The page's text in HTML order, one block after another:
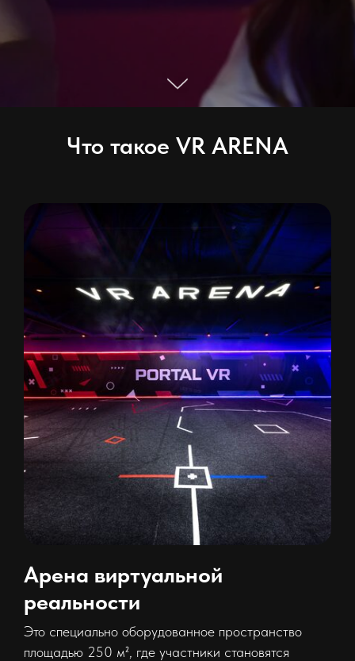
Что такое VR ARENA
Арена виртуальной
реальности
Это специально оборудованное пространство
площадью 250 м², где участники становятся